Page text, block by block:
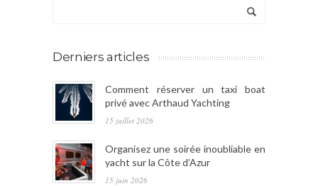
Derniers articles
Comment réserver un taxi boat
privé avec Arthaud Yachting
15 juillet 2026
Organisez une soirée inoubliable en
yacht sur la Côte d’Azur
15 juin 2026